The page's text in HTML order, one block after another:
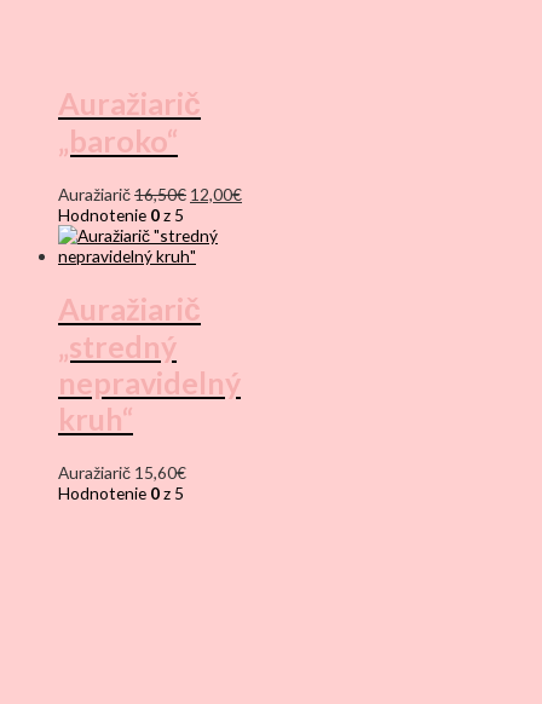
Auražiarič
„baroko“
Auražiarič16,50€ Pôvodná
bola:
16,50€.
12,00€Aktuálna
Hodnotenie 0z 5
Auražiarič
„stredný
nepravidelný
kruh“
Auražiarič 15,60€
Hodnotenie 0z 5